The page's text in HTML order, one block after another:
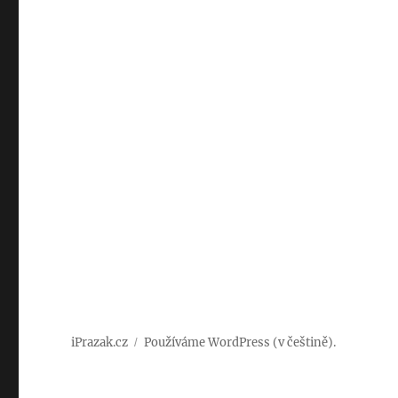
iPrazak.cz Používáme WordPress (v češtině).